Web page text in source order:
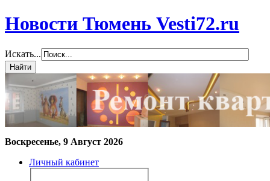
Новости Тюмень Vesti72.ru
Искать...
Воскресенье, 9 Август 2026
Личный кабинет